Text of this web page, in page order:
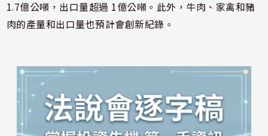
1.7億公噸，出口量超過 1億公噸。此外，牛肉、家禽和豬
肉的產量和出口量也預計會創新紀錄。